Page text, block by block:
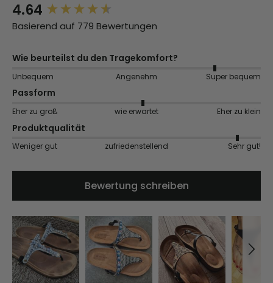
4.64
Basierend auf 779 Bewertungen
Wie beurteilst du den Tragekomfort?
Unbequem Angenehm Super bequem
Passform
Eher zu groß wie erwartet Eher zu klein
Produktqualität
Weniger gut zufriedenstellend Sehr gut!
Bewertung schreiben
New content loaded